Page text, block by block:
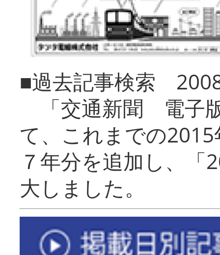
■過去記事検索
「交通新聞 電子
て、これまでの
７年分を追加し、「
大しまし